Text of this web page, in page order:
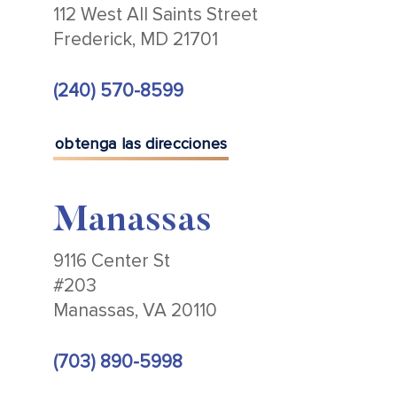
112 West All Saints Street
Frederick, MD 21701
(240) 570-8599
obtenga las direcciones
Manassas
9116 Center St
#203
Manassas, VA 20110
(703) 890-5998